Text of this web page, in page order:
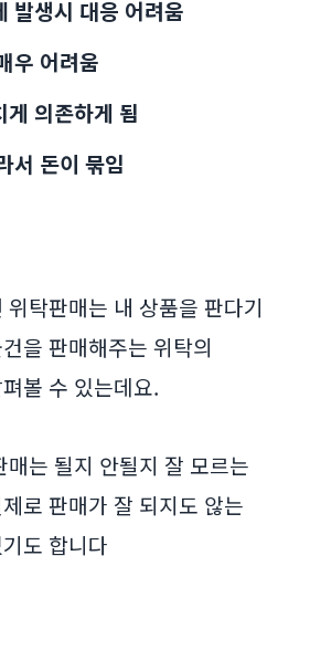
발생시 대응 어려움
우 어려움
의존하게 됨
서 돈이 묶임
탁판매는 내 상품을 판다기
을 판매해주는 위탁의
볼 수 있는데요.
는 될지 안될지 잘 모르는
로 판매가 잘 되지도 않는
도 합니다